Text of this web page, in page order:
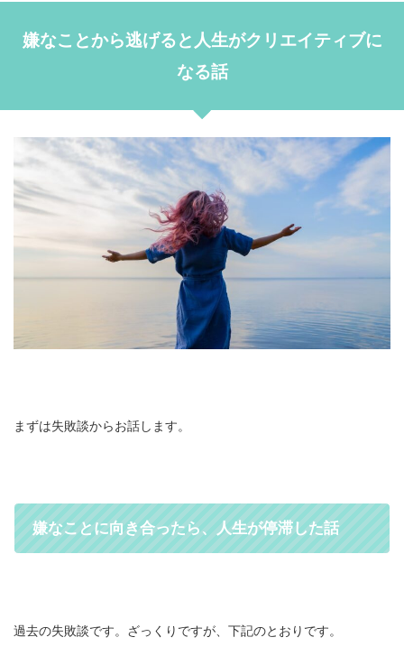
嫌なことから逃げると人生がクリエイティブに
なる話
まずは失敗談からお話します。
嫌なことに向き合ったら、人生が停滞した話
過去の失敗談です。ざっくりですが、下記のとおりです。